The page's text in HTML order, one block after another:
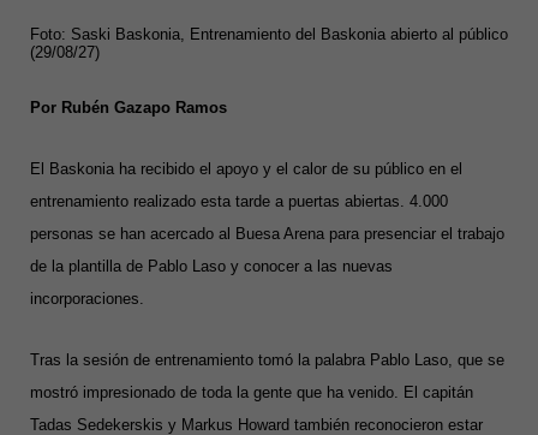
Foto: Saski Baskonia, Entrenamiento del Baskonia abierto al público
(29/08/27)
Por Rubén Gazapo Ramos
El Baskonia ha recibido el apoyo y el calor de su público en el
entrenamiento realizado esta tarde a puertas abiertas. 4.000
personas se han acercado al Buesa Arena para presenciar el trabajo
de la plantilla de Pablo Laso y conocer a las nuevas
incorporaciones.
Tras la sesión de entrenamiento tomó la palabra Pablo Laso, que se
mostró impresionado de toda la gente que ha venido. El capitán
Tadas Sedekerskis y Markus Howard también reconocieron estar